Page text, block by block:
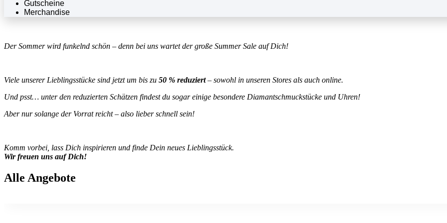
Gutscheine
Merchandise
Der Sommer wird funkelnd schön – denn bei uns wartet der große Summer Sale auf Dich!
Viele unserer Lieblingsstücke sind jetzt um bis zu 50 % reduziert– sowohl in unseren Stores als auch online.
Und psst… unter den reduzierten Schätzen findest du sogar einige besondere Diamantschmuckstücke und Uhren!
Aber nur solange der Vorrat reicht – also lieber schnell sein!
Komm vorbei, lass Dich inspirieren und finde Dein neues Lieblingsstück.
Wir freuen uns auf Dich!
Alle Angebote